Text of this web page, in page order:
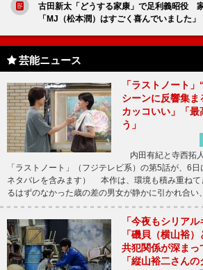
古田新太「どうする家康」で足利義昭役
「MJ（松本潤）はすごく喜んでいました」
芸能ニュース
「ラストノート
シーンに反響集
カッコいい」「最
う」
内田有紀と寺西拓
「ラストノート」（フジテレビ系）の第5話が、6日
ネタバレを含みます） 本作は、環境も積み重ねて
るはずのなかった歳の差の男女が静かに引かれ合
「今夜もシリア
「磯貝（横山裕
共犯関係が深まっ
「縦山裕二さんの